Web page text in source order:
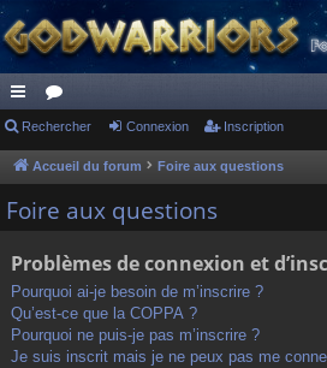
ac
co
ur
s
or
u
Rechercher Connexion Inscription
Accueil du forum Foire aux questions
Foire aux questions
Problèmes de connexion et
Pourquoi ai-je besoin de m’inscrire ?
Qu’est-ce que la COPPA ?
Pourquoi ne puis-je pas m’inscrire ?
Je suis inscrit mais je ne peux pas me